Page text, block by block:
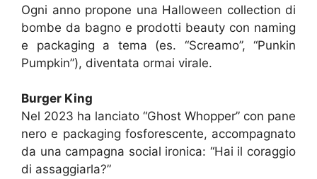
Ogni anno propone una Halloween collection di
bombe da bagno e prodotti beauty con naming
e packaging a tema (es. “Screamo”, “Punkin
Pumpkin”), diventata ormai virale.
Burger King
Nel 2023 ha lanciato “Ghost Whopper” con pane
nero e packaging fosforescente, accompagnato
da una campagna social ironica: “Hai il coraggio
di assaggiarla?”